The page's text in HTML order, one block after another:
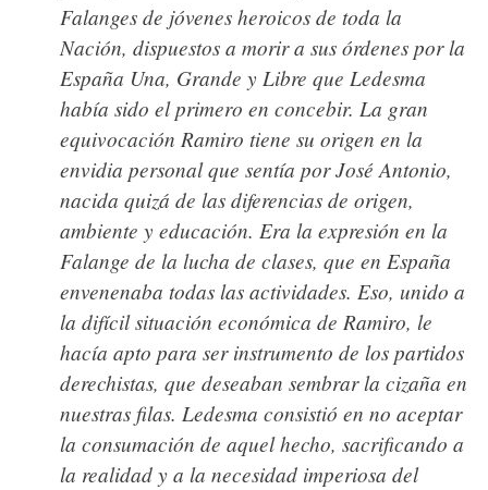
Falanges de jóvenes heroicos de toda la
Nación, dispuestos a morir a sus órdenes por la
España Una, Grande y Libre que Ledesma
había sido el primero en concebir. La gran
equivocación Ramiro tiene su origen en la
envidia personal que sentía por José Antonio,
nacida quizá de las diferencias de origen,
ambiente y educación. Era la expresión en la
Falange de la lucha de clases, que en España
envenenaba todas las actividades. Eso, unido a
la difícil situación económica de Ramiro, le
hacía apto para ser instrumento de los partidos
derechistas, que deseaban sembrar la cizaña en
nuestras filas. Ledesma consistió en no aceptar
la consumación de aquel hecho, sacrificando a
la realidad y a la necesidad imperiosa del